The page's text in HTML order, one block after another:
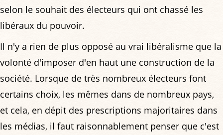
selon le souhait des électeurs qui ont chassé les
libéraux du pouvoir.
Il n'y a rien de plus opposé au vrai libéralisme que la
volonté d'imposer d'en haut une construction de la
société. Lorsque de très nombreux électeurs font
certains choix, les mêmes dans de nombreux pays,
et cela, en dépit des prescriptions majoritaires dans
les médias, il faut raisonnablement penser que c'est